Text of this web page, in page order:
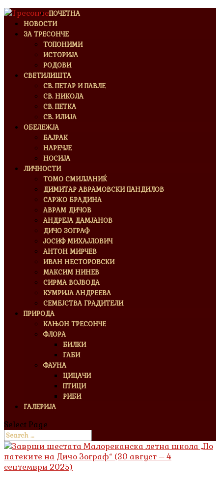
ПОЧЕТНА
НОВОСТИ
ЗА ТРЕСОНЧЕ
ТОПОНИМИ
ИСТОРИЈА
РОДОВИ
СВЕТИЛИШТА
СВ. ПЕТАР И ПАВЛЕ
СВ. НИКОЛА
СВ. ПЕТКА
СВ. ИЛИЈА
ОБЕЛЕЖЈА
БАЈРАК
НАРЕЧЈЕ
НОСИЈА
ЛИЧНОСТИ
ТОМО СМИЛЈАНИЌ
ДИМИТАР АВРАМОВСКИ ПАНДИЛОВ
САРЖО БРАДИНА
АВРАМ ДИЧОВ
АНДРЕЈА ДАМЈАНОВ
ДИЧО ЗОГРАФ
ЈОСИФ МИХАЈЛОВИЧ
АНТОН МИРЧЕВ
ИВАН НЕСТОРОВСКИ
МАКСИМ НИНЕВ
СИРМА ВОЈВОДА
КУМРИЈА АНДРЕЕВА
СЕМЕЈСТВА ГРАДИТЕЛИ
ПРИРОДА
КАЊОН ТРЕСОНЧЕ
ФЛОРА
БИЛКИ
ГАБИ
ФАУНА
ЦИЦАЧИ
ПТИЦИ
РИБИ
ГАЛЕРИЈА
Select Page